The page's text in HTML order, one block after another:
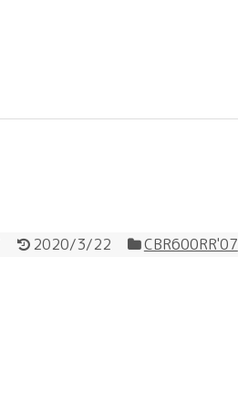
2020/3/22 CBR600RR'07